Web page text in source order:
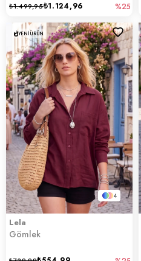
₺1.124,96
₺1.499,95 %25
4
Lela
Gömlek
YENI ÜRÜN